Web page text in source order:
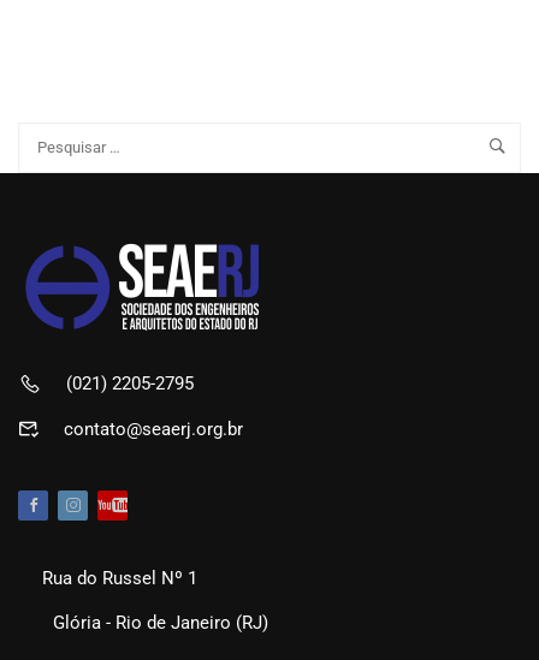
(021) 2205-2795
contato@seaerj.org.br
Rua do Russel Nº 1
Glória - Rio de Janeiro (RJ)